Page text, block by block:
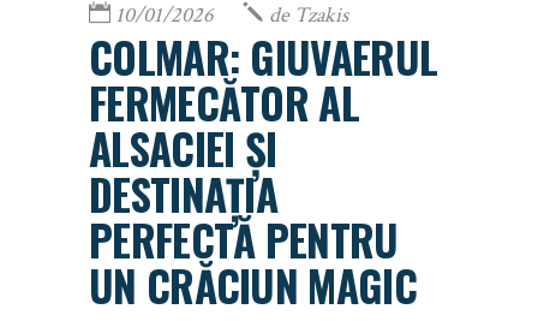
10/01/2026 de Tzakis
COLMAR: GIUVAERUL
FERMECĂTOR AL
ALSACIEI ȘI
DESTINAȚIA
PERFECTĂ PENTRU
UN CRĂCIUN MAGIC